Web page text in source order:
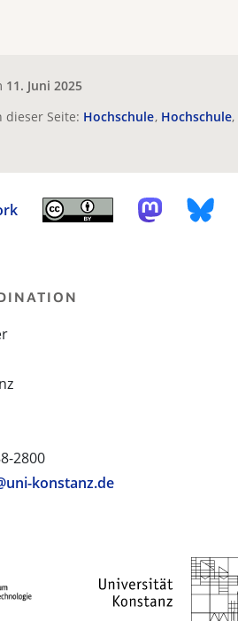
11. Juni 2025
dieser Seite: Hochschule Hochschule
2800
konstanz.de